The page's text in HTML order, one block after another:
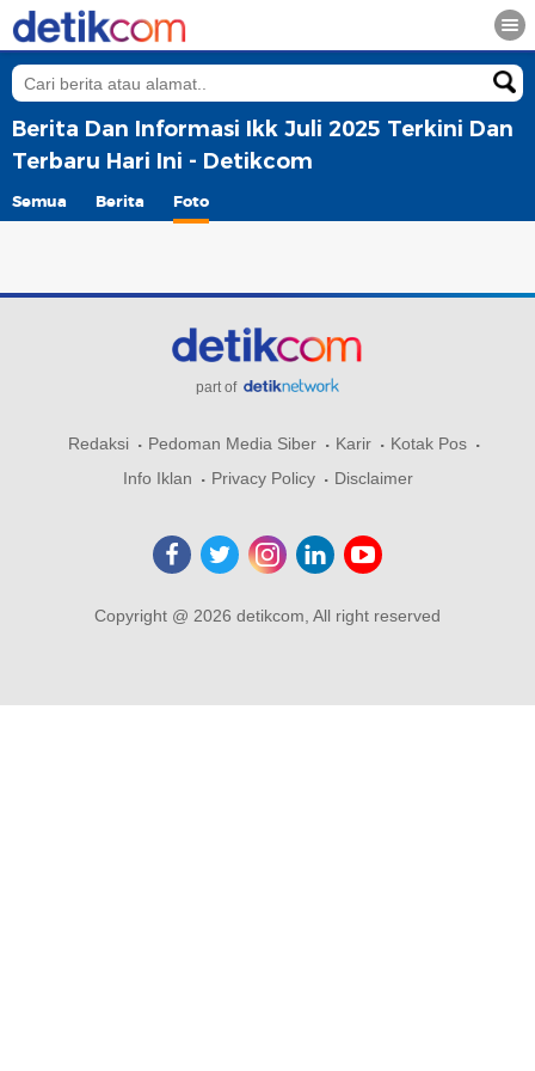
Berita Dan Informasi Ikk Juli 2025 Terkini Dan
Terbaru Hari Ini - Detikcom
Semua Berita Foto
part of
Redaksi Pedoman Media Siber Karir
Kotak Pos
Info Iklan
Privacy Policy Disclaimer
Copyright @ 2026 detikcom, All right reserved